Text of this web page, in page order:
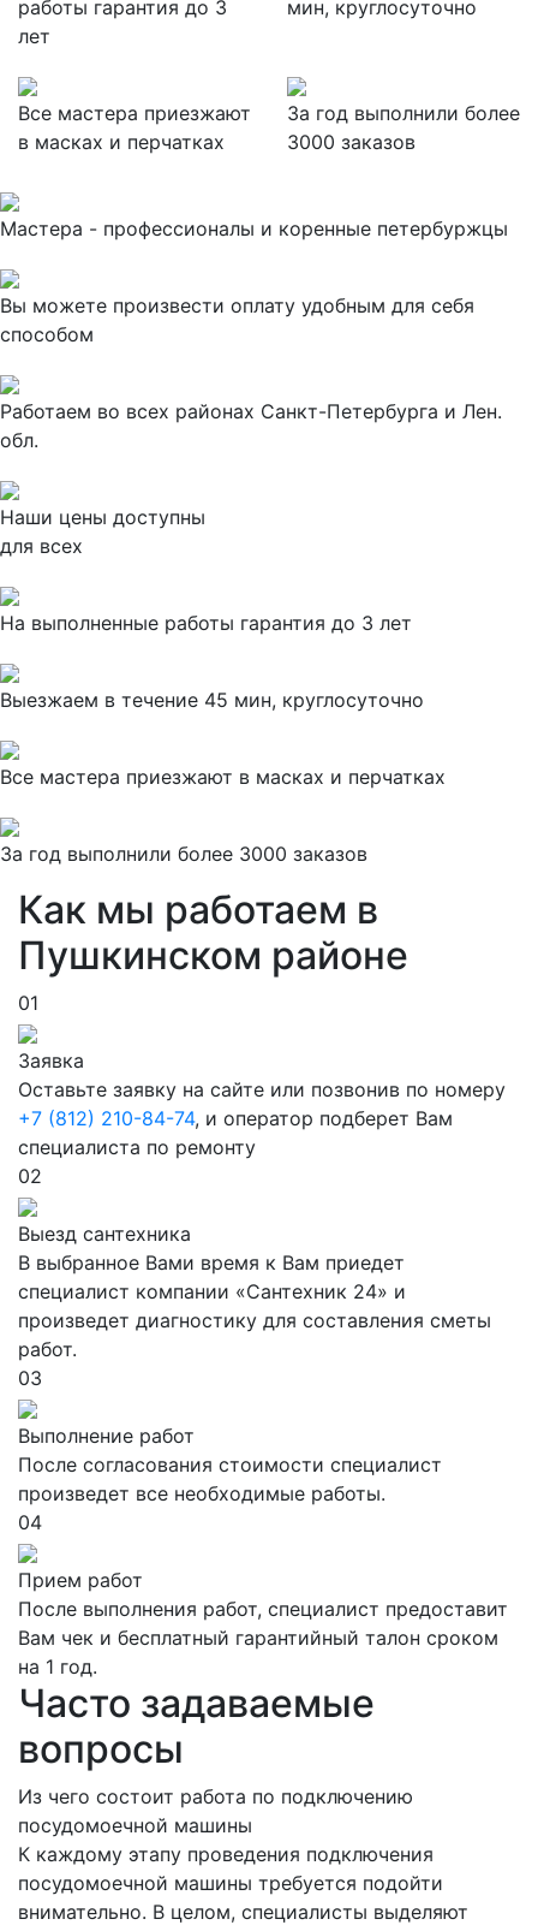
работы гарантия до 3
лет
мин, круглосуточно
Все мастера приезжают
в масках и перчатках
За год выполнили более
3000 заказов
Мастера - профессионалы и коренные петербуржцы
Вы можете произвести оплату удобным для себя
способом
Работаем во всех районах Санкт-Петербурга и Лен.
обл.
Наши цены доступны
для всех
На выполненные работы гарантия до 3 лет
Выезжаем в течение 45 мин, круглосуточно
Все мастера приезжают в масках и перчатках
За год выполнили более 3000 заказов
Как мы работаем в
Пушкинском районе
01
Заявка
Оставьте заявку на сайте или позвонив по номеру
+7 (812) 210-84-74, и оператор подберет Вам
специалиста по ремонту
02
Выезд сантехника
В выбранное Вами время к Вам приедет
специалист компании «Сантехник 24» и
произведет диагностику для составления сметы
работ.
03
Выполнение работ
После согласования стоимости специалист
произведет все необходимые работы.
04
Прием работ
После выполнения работ, специалист предоставит
Вам чек и бесплатный гарантийный талон сроком
на 1 год.
Часто задаваемые
вопросы
Из чего состоит работа по подключению
посудомоечной машины
К каждому этапу проведения подключения
посудомоечной машины требуется подойти
внимательно. В целом, специалисты выделяют